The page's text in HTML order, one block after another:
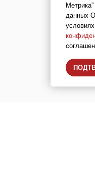
данных